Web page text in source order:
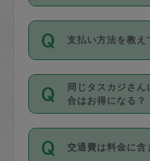
利用ください。
の上事前申請す
お、3時間を下
いません。
11種類の価格帯
身が価格を選ん
タスカジさんの
があり、レビュ
値、などで除々
がっていく仕組
支払い方法を教え
お支払方法はク
Master／JCB／
Diners Club）
を行う際にご入
同じタスカジさ
合はお得になる？
依頼には「スポ
隔週）」があり
交通費は料金に含